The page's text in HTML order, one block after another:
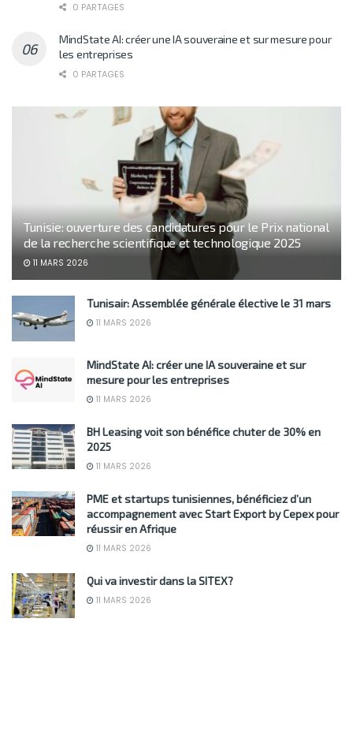
0 PARTAGES
MindState AI: créer une IA souveraine et sur mesure pour
les entreprises
0 PARTAGES
Tunisie: ouverture des candidatures pour le Prix national
de la recherche scientifique et technologique 2025
11 MARS 2026
Tunisair: Assemblée générale élective le 31 mars
11 MARS 2026
MindState AI: créer une IA souveraine et sur
mesure pour les entreprises
11 MARS 2026
BH Leasing voit son bénéfice chuter de 30% en
2025
11 MARS 2026
PME et startups tunisiennes, bénéficiez d’un
accompagnement avec Start Export by Cepex pour
réussir en Afrique
11 MARS 2026
Qui va investir dans la SITEX?
11 MARS 2026